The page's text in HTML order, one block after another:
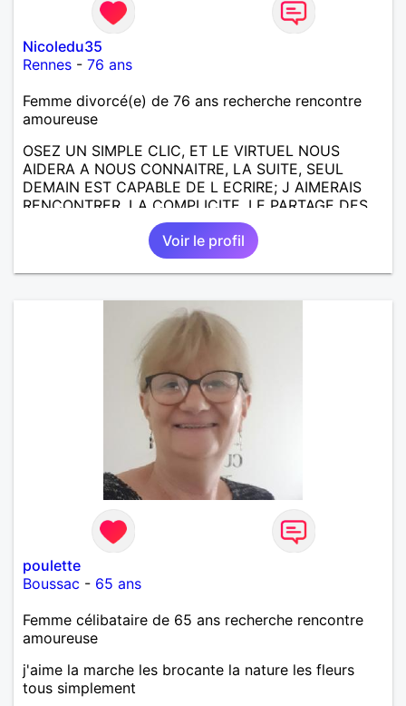
Nicoledu35
Rennes - 76 ans
Femme divorcé(e) de 76 ans recherche rencontre
amoureuse
OSEZ UN SIMPLE CLIC, ET LE VIRTUEL NOUS
AIDERA A NOUS CONNAITRE, LA SUITE, SEUL
DEMAIN EST CAPABLE DE L ECRIRE; J AIMERAIS
RENCONTRER, LA COMPLICITE, LE PARTAGE DES
BELLES CHOSES DE LA VIE : BALADES, VOYAGES
EN FRANCE OU AILLEURS. ETRE A L ECOUTE DE L
AUTRE, ET LA VIE SERA PLUS BELLE
ENCORE.....................
Voir le profil
poulette
Boussac - 65 ans
Femme célibataire de 65 ans recherche rencontre
amoureuse
j'aime la marche les brocante la nature les fleurs
tous simplement